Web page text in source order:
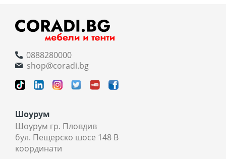
0888280000
shop@coradi.bg
Шоурум
Шоурум гр. Пловдив
бул. Пещерско шосе 148 В
координати